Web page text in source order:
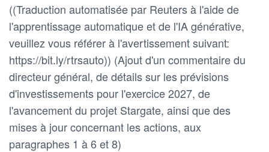
((Traduction automatisée par Reuters à l'aide de
l'apprentissage automatique et de l'IA générative,
veuillez vous référer à l'avertissement suivant:
https://bit.ly/rtrsauto)) (Ajout d'un commentaire du
directeur général, de détails sur les prévisions
d'investissements pour l'exercice 2027, de
l'avancement du projet Stargate, ainsi que des
mises à jour concernant les actions, aux
paragraphes 1 à 6 et 8)